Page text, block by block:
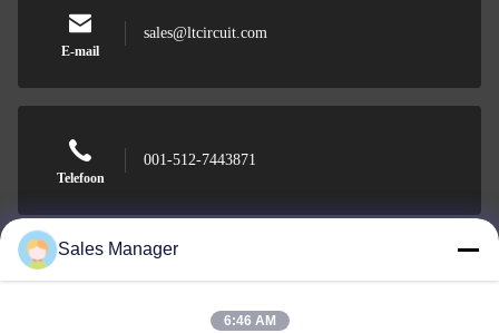
E-mail
sales@ltcircuit.com
Telefoon
001-512-7443871
LT CIRCUIT CO.,LTD.
Sales Manager
6:46 AM